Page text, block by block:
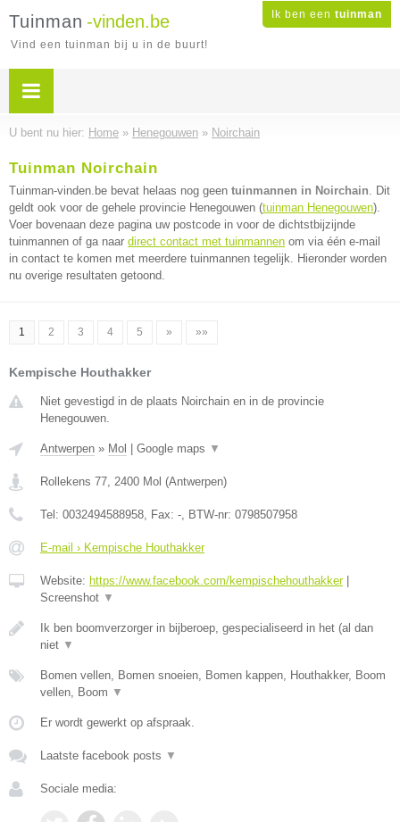
Ik ben een tuinman
Tuinman -vinden.be
Vind een tuinman bij u in de buurt!
U bent nu hier: Home » Henegouwen » Noirchain
Tuinman Noirchain
Tuinman-vinden.be bevat helaas nog geen tuinmannen in Noirchain. Dit
geldt ook voor de gehele provincie Henegouwen (tuinman Henegouwen).
Voer bovenaan deze pagina uw postcode in voor de dichtstbijzijnde
tuinmannen of ga naar direct contact met tuinmannen om via één e-mail
in contact te komen met meerdere tuinmannen tegelijk. Hieronder worden
nu overige resultaten getoond.
1 2 3 4 5 » »»
Kempische Houthakker
Niet gevestigd in de plaats Noirchain en in de provincie
Henegouwen.
Antwerpen » Mol Google maps ▼
Rollekens 77, 2400 Mol (Antwerpen)
Tel: 0032494588958, Fax: -, BTW-nr: 0798507958
E-mail › Kempische Houthakker
Website: https://www.facebook.com/kempischehouthakker|
Screenshot ▼
Ik ben boomverzorger in bijberoep, gespecialiseerd in het (al dan
niet ▼
Bomen vellen, Bomen snoeien, Bomen kappen, Houthakker, Boom
vellen, Boom ▼
Er wordt gewerkt op afspraak.
Laatste facebook posts ▼
Sociale media: